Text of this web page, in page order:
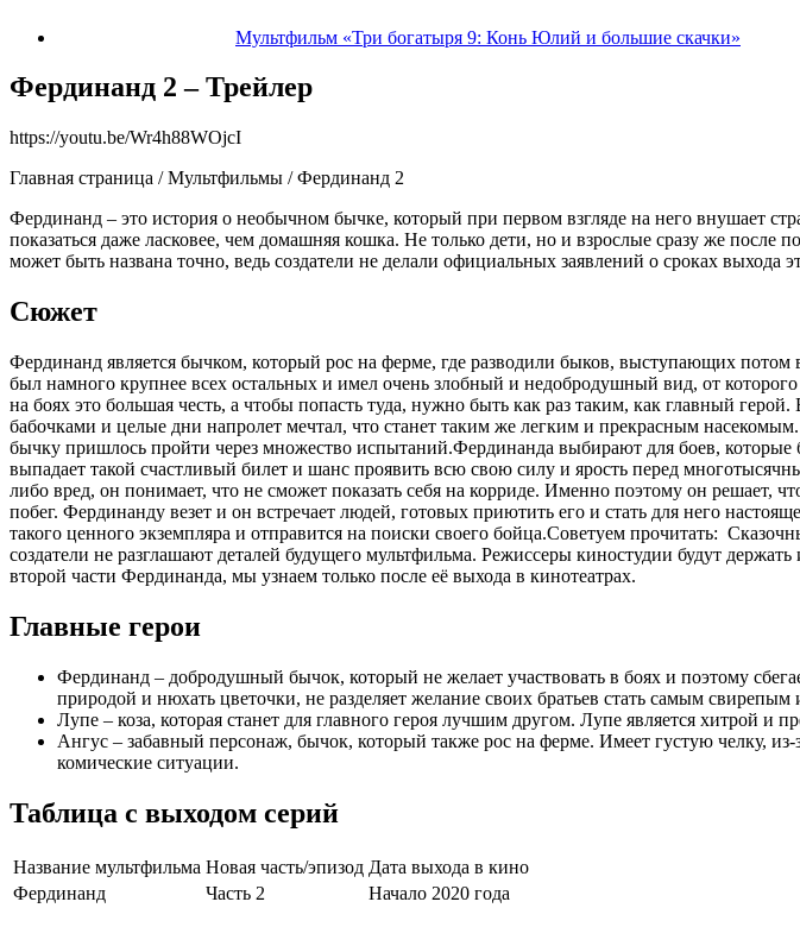
Мультфильм «Три богатыря 9: Конь Юлий и большие скачки»
Фердинанд 2 – Трейлер
https://youtu.be/Wr4h88WOjcI
Главная страница / Мультфильмы / Фердинанд 2
Фердинанд – это история о необычном бычке, который при первом взгляде на него внушает
показаться даже ласковее, чем домашняя кошка. Не только дети, но и взрослые сразу же
может быть названа точно, ведь создатели не делали официальных заявлений о сроках выхода
Сюжет
Фердинанд является бычком, который рос на ферме, где разводили быков, выступающих
был намного крупнее всех остальных и имел очень злобный и недобродушный вид, от
на боях это большая честь, а чтобы попасть туда, нужно быть как раз таким, как главный
бабочками и целые дни напролет мечтал, что станет таким же легким и прекрасным
бычку пришлось пройти через множество испытаний.Фердинанда выбирают для боев,
выпадает такой счастливый билет и шанс проявить всю свою силу и ярость перед
либо вред, он понимает, что не сможет показать себя на корриде. Именно поэтому он решает,
побег. Фердинанду везет и он встречает людей, готовых приютить его и стать для него
такого ценного экземпляра и отправится на поиски своего бойца.Советуем прочитать:
создатели не разглашают деталей будущего мультфильма. Режиссеры киностудии будут
второй части Фердинанда, мы узнаем только после её выхода в кинотеатрах.
Главные герои
Фердинанд – добродушный бычок, который не желает участвовать в боях и поэтому
природой и нюхать цветочки, не разделяет желание своих братьев стать самым
Лупе – коза, которая станет для главного героя лучшим другом. Лупе является хитрой
Ангус – забавный персонаж, бычок, который также рос на ферме. Имеет густую челку,
комические ситуации.
Таблица с выходом серий
Название мультфильма Новая часть/эпизод Дата выхода в кино
Фердинанд
Часть 2 Начало 2020 года